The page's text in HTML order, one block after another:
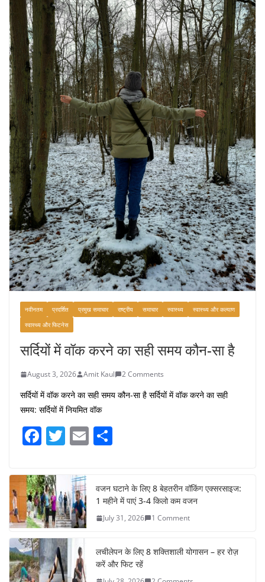
भारत में दर्शनीय 10 सबसे प्रसिद्ध मंदिर:
आस्था, इतिहास और वास्तुकला के अद्भुत
प्रतीक
August 9, 2026 0 Comments
नवीनतम प्रदर्शित प्रमुख समाचार राष्ट्रीय समाचार स्वास्थ्य
स्वास्थ्य और कल्याण
स्वास्थ्य और फिटनेस
सर्दियों में वॉक करने का सही समय कौन-सा है
August 3, 2026 Amit Kaul 2 Comments
सर्दियों में वॉक करने का सही समय कौन-सा है सर्दियों में वॉक करने का सही
समय: सर्दियों में नियमित वॉक
F
c
e
b
o
o
k
T
itt
er
E
e
वजन घटाने के लिए 8 बेहतरीन वॉकिंग एक्सरसाइज:
1 महीने में पाएं 3-4 किलो कम वजन
July 31, 2026 1 Comment
लचीलेपन के लिए 8 शक्तिशाली योगासन – हर रोज़
करें और फिट रहें